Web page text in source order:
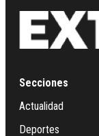
Secciones
Actualidad
Deportes